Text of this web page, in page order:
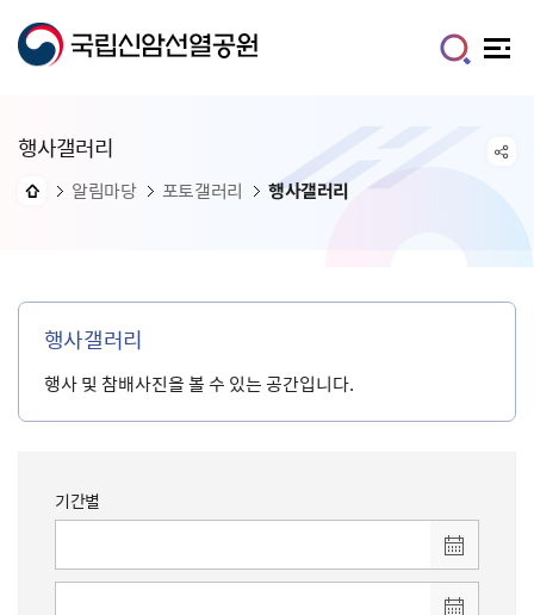
행사갤러리
알림마당 포토갤러리 행사갤러리
행사갤러리
행사 및 참배사진을 볼 수 있는 공간입니다.
기간별